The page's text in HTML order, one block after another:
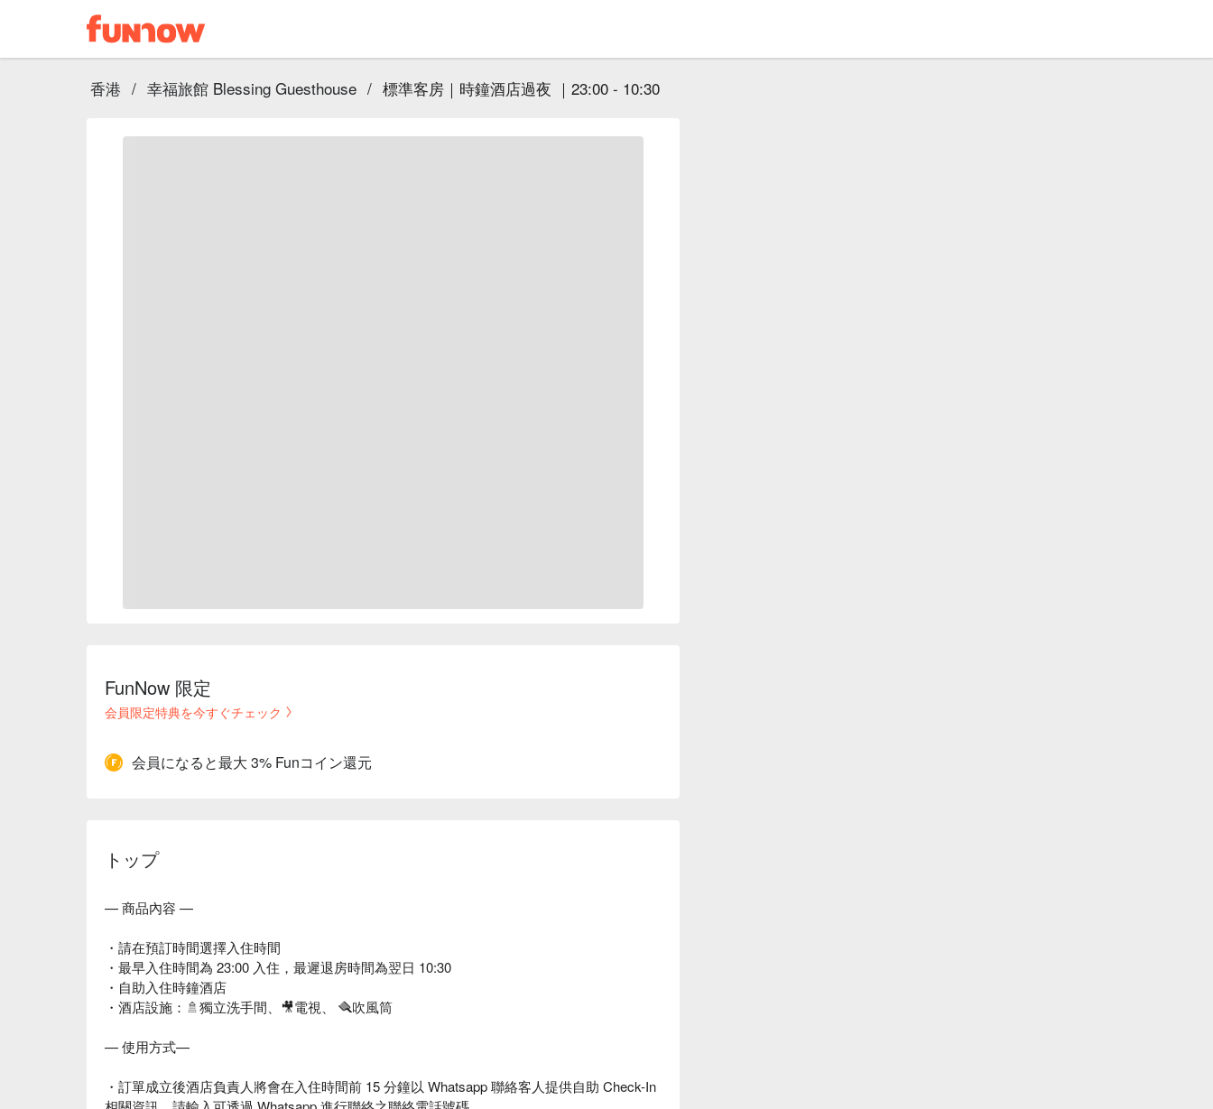
香港 / 幸福旅館 Blessing Guesthouse / 標準客房｜時鐘酒店過夜 ｜23:00 - 10:30
FunNow 限定
会員限定特典を今すぐチェック
会員になると最大 3% Funコイン還元
トップ
— 商品內容 —
・請在預訂時間選擇入住時間
・最早入住時間為 23:00 入住，最遲退房時間為翌日 10:30
・自助入住時鐘酒店
・酒店設施：🚿獨立洗手間、🎥電視、 🪮吹風筒
— 使用方式—
・訂單成立後酒店負責人將會在入住時間前 15 分鐘以 Whatsapp 聯絡客人提供自助 Check-In